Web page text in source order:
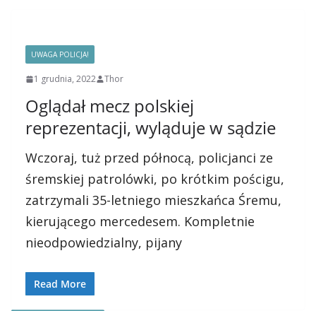
UWAGA POLICJA!
1 grudnia, 2022 Thor
Oglądał mecz polskiej
reprezentacji, wyląduje w sądzie
Wczoraj, tuż przed północą, policjanci ze
śremskiej patrolówki, po krótkim pościgu,
zatrzymali 35-letniego mieszkańca Śremu,
kierującego mercedesem. Kompletnie
nieodpowiedzialny, pijany
Read More